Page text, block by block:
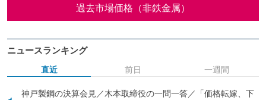
過去市場価格（非鉄金属）
ニュースランキング
直近
神戸製鋼の決算会見／木本取締役の一問一答／「価格転嫁、下
前日 一週間